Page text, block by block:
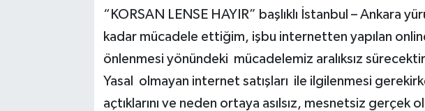
“KORSAN LENSE HAYIR” başlıklı İstanbul – Ankara
kadar mücadele ettiğim, işbu internetten yapılan
önlenmesi yönündeki mücadelemiz aralıksız
Yasal olmayan internet satışları ile ilgilenmesi
açtıklarını ve neden ortaya asılsız, mesnetsiz gerçek